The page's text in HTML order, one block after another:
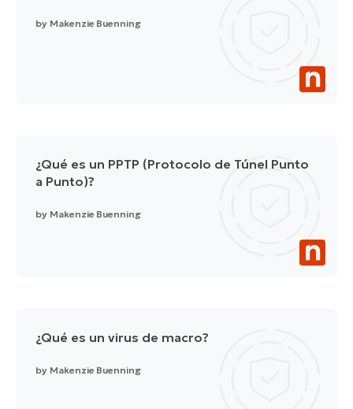
by Makenzie Buenning
¿Qué es un PPTP (Protocolo de Túnel Punto
a Punto)?
by Makenzie Buenning
¿Qué es un virus de macro?
by Makenzie Buenning